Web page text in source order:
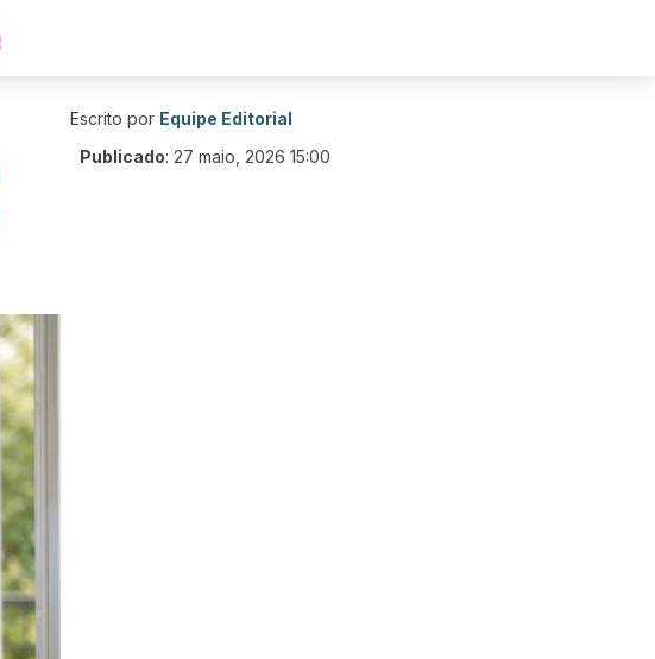
Escrito por Equipe Editorial
Publicado: 27 maio, 2026 15:00